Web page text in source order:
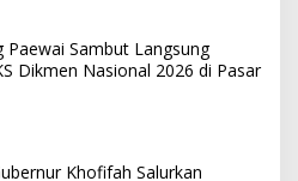
Paewai Sambut Langsung
Dikmen Nasional 2026 di Pasar
Khofifah Salurkan